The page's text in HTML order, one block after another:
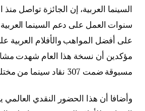
سنوات العمل على دعم السينما
على أفضل المواهب والأفلام العربية
مؤكدين أن نسخة هذا العام شهدت
مسبوقة ضمت 307 نقاد سينما من مختلف دول العالم.
وأضافا أن هذا الحضور النقدي العالمي